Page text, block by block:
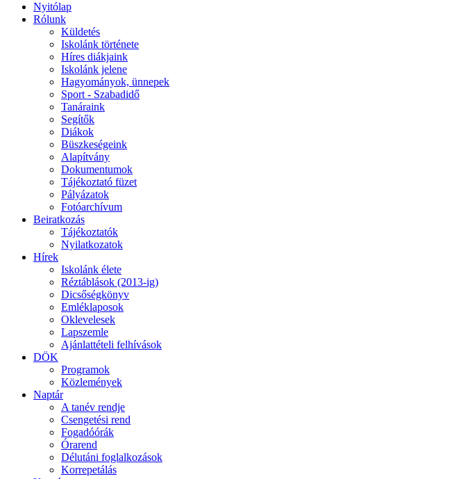
Nyitólap
Rólunk
Küldetés
Iskolánk története
Híres diákjaink
Iskolánk jelene
Hagyományok, ünnepek
Sport - Szabadidő
Tanáraink
Segítők
Diákok
Büszkeségeink
Alapítvány
Dokumentumok
Tájékoztató füzet
Pályázatok
Fotóarchívum
Beiratkozás
Tájékoztatók
Nyilatkozatok
Hírek
Iskolánk élete
Réztáblások (2013-ig)
Dicsőségkönyv
Emléklaposok
Oklevelesek
Lapszemle
Ajánlattételi felhívások
DÖK
Programok
Közlemények
Naptár
A tanév rendje
Csengetési rend
Fogadóórák
Órarend
Délutáni foglalkozások
Korrepetálás